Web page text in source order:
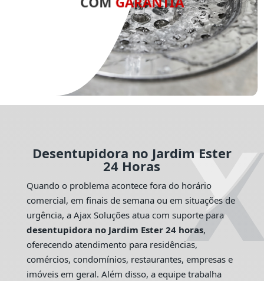
Desentupidora no Jardim Ester
24 Horas
Quando o problema acontece fora do horário
comercial, em finais de semana ou em situações de
urgência, a Ajax Soluções atua com suporte para
desentupidora no Jardim Ester 24 horas,
oferecendo atendimento para residências,
comércios, condomínios, restaurantes, empresas e
imóveis em geral. Além disso, a equipe trabalha